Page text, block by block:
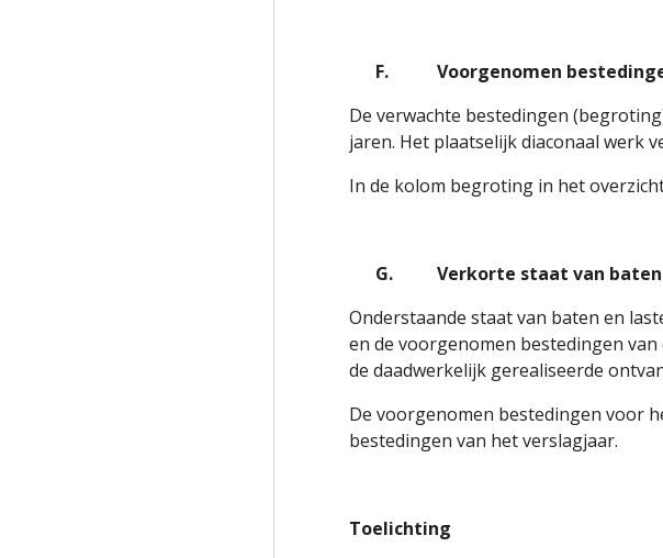
F.
Voorgenomen
De verwachte bestedingen
jaren. Het plaatselijk diaconaal werk
In de kolom begroting in het
G.
Verkorte staat van
Onderstaande staat van baten en
en de voorgenomen bestedingen
de daadwerkelijk gerealiseerde
De voorgenomen bestedingen voor
bestedingen van het verslagjaar.
Toelichting